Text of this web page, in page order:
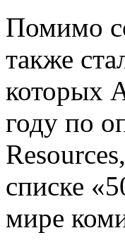
Помимо
также
которых
году по
списке
мире